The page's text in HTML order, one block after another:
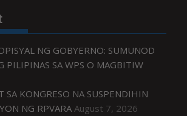
NG GOBYERNO: SUMUNOD
PILIPINAS SA WPS O MAGBITIW
SA KONGRESO NA SUSPENDIHIN
NG RPVARA August 7, 2026